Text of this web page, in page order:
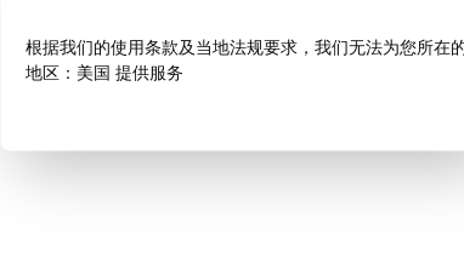
根据我们的使用条款及当地法规要求，我们无法为您所在
地区：美国 提供服务